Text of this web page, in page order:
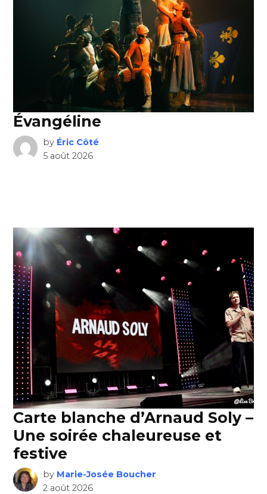
Évangéline
by Éric Côté
5 août 2026
Carte blanche d’Arnaud Soly –
Une soirée chaleureuse et
festive
by Marie-Josée Boucher
2 août 2026